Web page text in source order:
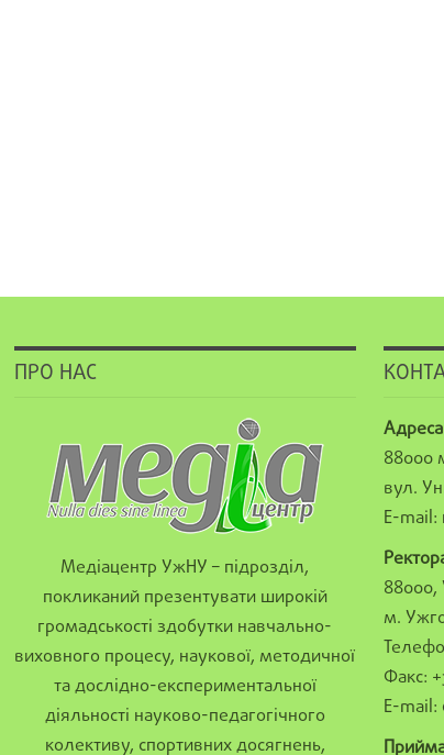
ПРО НАС
Медіацентр УжНУ – підрозділ,
покликаний презентувати широкій
громадськості здобутки навчально-
виховного процесу, наукової, методичної
та дослідно-експериментальної
діяльності науково-педагогічного
колективу, спортивних досягнень,
88000
вул.
E-mail:
88000,
м.
Факс:
E-mail: